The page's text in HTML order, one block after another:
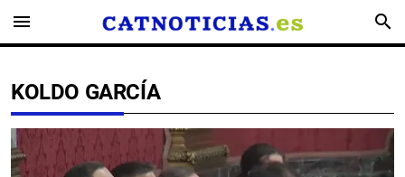
menu search
KOLDO GARCÍA